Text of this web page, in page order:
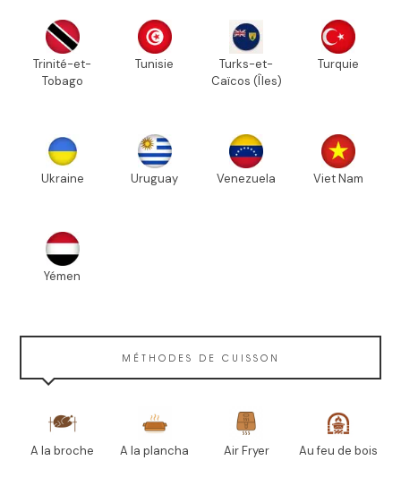
Trinité-et-
Tobago
Tunisie
Turks-et-
Caïcos (Îles)
Turquie
Ukraine Uruguay Venezuela Viet Nam
Yémen
MÉTHODES DE CUISSON
A la broche A la plancha Air Fryer Au feu de bois